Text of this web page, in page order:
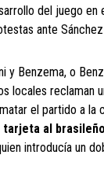
del juego
ante
y Benzema, o
locales reclaman
el partido a la
al
introducía un